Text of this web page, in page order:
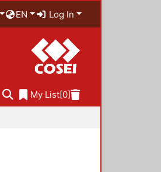
EN Log In
My List[0]